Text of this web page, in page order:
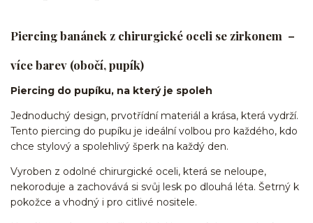
Piercing banánek z chirurgické oceli se zirkonem –
více barev (obočí, pupík)
Piercing do pupíku, na který je spoleh
Jednoduchý design, prvotřídní materiál a krása, která vydrží.
Tento piercing do pupíku je ideální volbou pro každého, kdo
chce stylový a spolehlivý šperk na každý den.
Vyroben z odolné chirurgické oceli, která se neloupe,
nekoroduje a zachovává si svůj lesk po dlouhá léta. Šetrný k
pokožce a vhodný i pro citlivé nositele.